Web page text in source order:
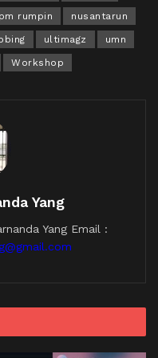
rumpin nusantarun
ultimagz umn
Workshop
Yang
Yang Email :